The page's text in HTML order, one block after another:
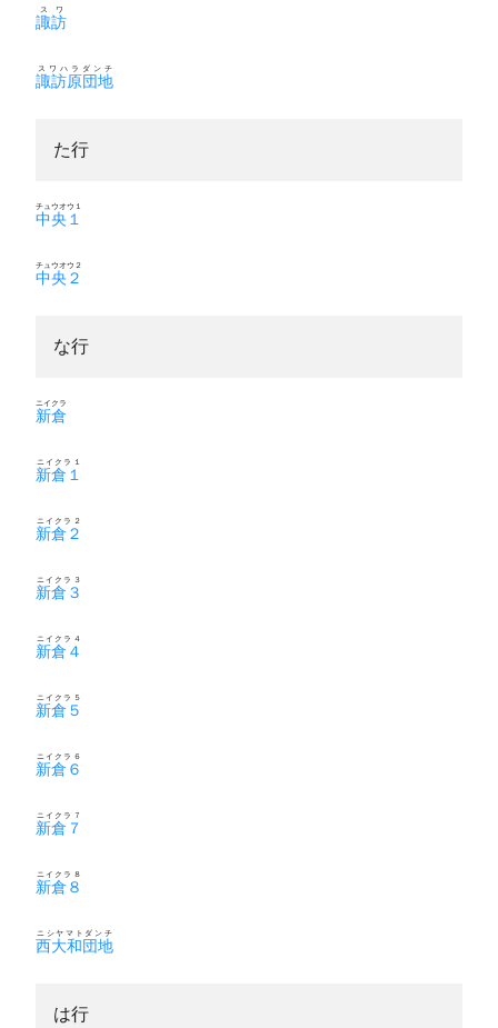
諏訪
スワ
諏訪原団地
スワハラダンチ
た行
中央１
チュウオウ１
中央２
チュウオウ２
な行
新倉
ニイクラ
新倉１
ニイクラ１
新倉２
ニイクラ２
新倉３
ニイクラ３
新倉４
ニイクラ４
新倉５
ニイクラ５
新倉６
ニイクラ６
新倉７
ニイクラ７
新倉８
ニイクラ８
西大和団地
ニシヤマトダンチ
は行